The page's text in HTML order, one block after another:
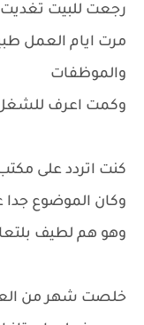
رجعت للبيت
مرت ايام العمل
والموظفات
وكمت اعرف للشغل
كنت اتردد على
وكان الموضوع جدا
وهو هم لطيف
خلصت شهر من